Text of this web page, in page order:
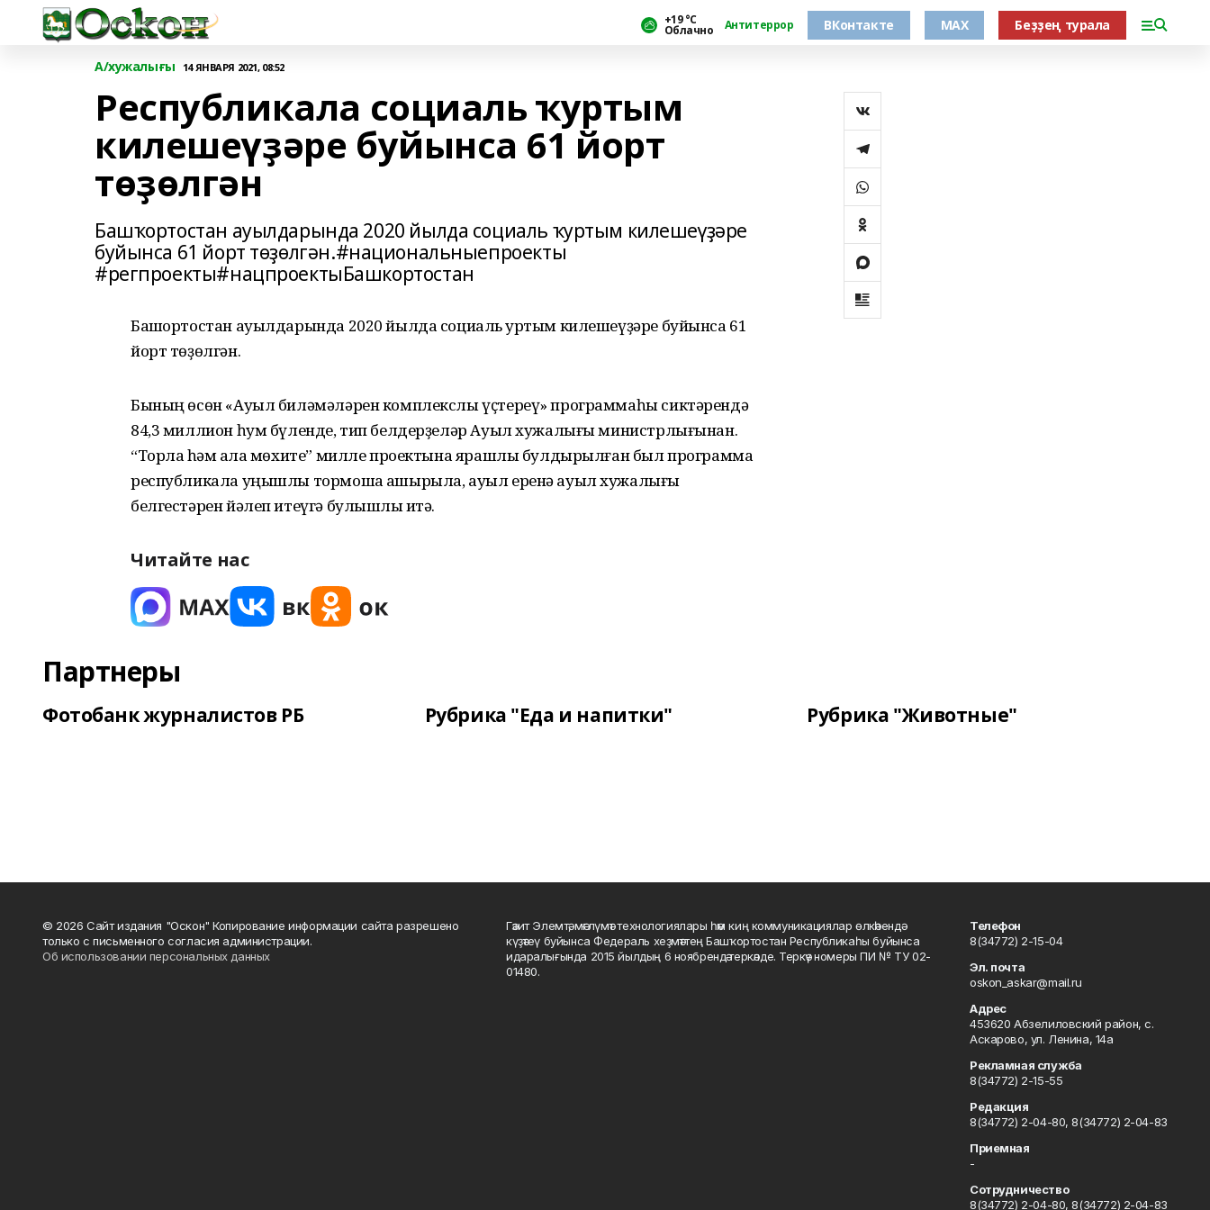
+19 °С
Облачно Антитеррор ВКонтакте MAX Беҙҙең турала
А/хужалығы 14 ЯНВАРЯ 2021, 08:52
Республикала социаль ҡуртым
килешеүҙәре буйынса 61 йорт
төҙөлгән
Башҡортостан ауылдарында 2020 йылда социаль ҡуртым килешеүҙәре
буйынса 61 йорт төҙөлгән.#национальныепроекты
#регпроекты#нацпроектыБашкортостан
Башҡортостан ауылдарында 2020 йылда социаль ҡуртым килешеүҙәре буйынса 61
йорт төҙөлгән.
Бының өсөн «Ауыл биләмәләрен комплекслы үҫтереү» программаһы сиктәрендә
84,3 миллион һум бүленде, тип белдерҙеләр Ауыл хужалығы министрлығынан.
“Торлаҡ һәм ҡала мөхите” милле проектына ярашлы булдырылған был программа
республикала уңышлы тормошҡа ашырыла, ауыл еренә ауыл хужалығы
белгестәрен йәлеп итеүгә булышлыҡ итә.
Читайте нас
Партнеры
Фотобанк журналистов РБ Рубрика "Еда и напитки" Рубрика "Животные"
© 2026 Сайт издания "Оскон" Копирование информации сайта разрешено
только с письменного согласия администрации.
Об использовании персональных данных
Гәзит Элемтә, мәғлүмәт технологиялары һәм киң коммуникациялар өлкәһендә
күҙәтеү буйынса Федераль хеҙмәттең Башҡортостан Республикаһы буйынса
идаралығында 2015 йылдың 6 ноябрендә теркәлде. Теркәү номеры ПИ № ТУ 02-
01480.
Телефон
8(34772) 2-15-04
Эл. почта
oskon_askar@mail.ru
Адрес
453620 Абзелиловский район, с.
Аскарово, ул. Ленина, 14а
Рекламная служба
8(34772) 2-15-55
Редакция
8(34772) 2-04-80, 8(34772) 2-04-83
Приемная
-
Сотрудничество
8(34772) 2-04-80, 8(34772) 2-04-83